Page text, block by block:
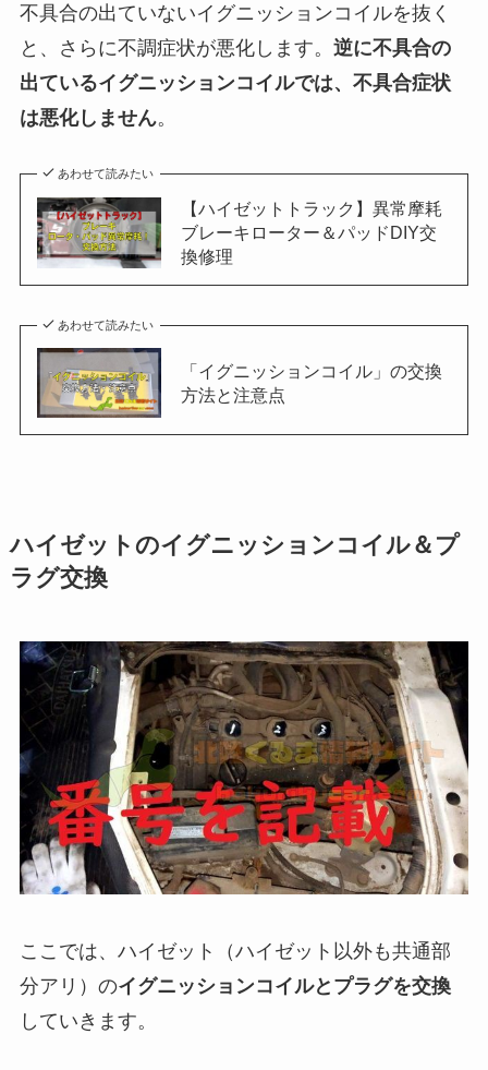
不具合の出ていないイグニッションコイルを抜く
と、さらに不調症状が悪化します。 逆に不具合の
出ているイグニッションコイルでは、不具合症状
は悪化しません。
あわせて読みたい
【ハイゼットトラック】異常摩耗
ブレーキローター＆パッドDIY交
換修理
あわせて読みたい
「イグニッションコイル」の交換
方法と注意点
ハイゼットのイグニッションコイル＆プ
ラグ交換
ここでは、ハイゼット（ハイゼット以外も共通部
分アリ）のイグニッションコイルとプラグを交換
していきます。